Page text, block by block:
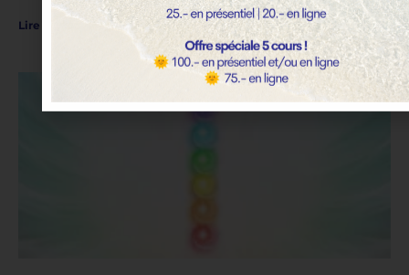
Lire plus »